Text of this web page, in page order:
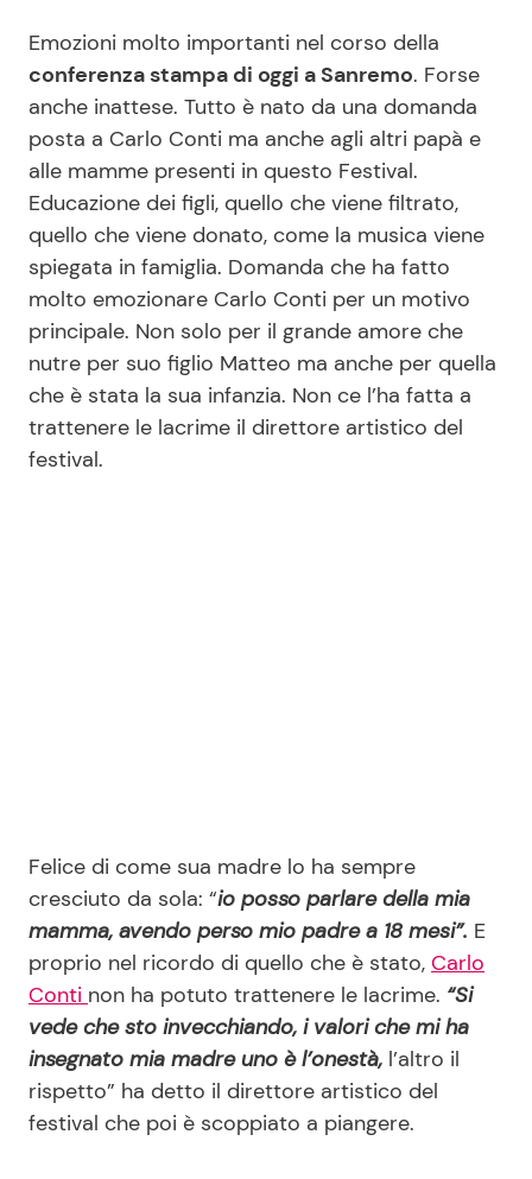
Moda e Style
Mondo Mamma
News benessere
Salute
Viaggi e Turismo
Festività
Dolci
Le Ricette in TV
Primi Piatti
Ricette Facili e Veloci
Ricette Feste
Ricette per Bambini
Pubblicità
Privacy Policy
Emozioni molto importanti nel corso della
conferenza stampa di oggi a Sanremo. Forse
anche inattese. Tutto è nato da una domanda
posta a Carlo Conti ma anche agli altri papà e
alle mamme presenti in questo Festival.
Educazione dei figli, quello che viene filtrato,
quello che viene donato, come la musica viene
spiegata in famiglia. Domanda che ha fatto
molto emozionare Carlo Conti per un motivo
principale. Non solo per il grande amore che
nutre per suo figlio Matteo ma anche per quella
che è stata la sua infanzia. Non ce l’ha fatta a
trattenere le lacrime il direttore artistico del
festival.
Felice di come sua madre lo ha sempre
cresciuto da sola: “io posso parlare della mia
mamma, avendo perso mio padre a 18 mesi”. E
proprio nel ricordo di quello che è stato, Carlo
Conti non ha potuto trattenere le lacrime. “Si
vede che sto invecchiando, i valori che mi ha
insegnato mia madre uno è l’onestà, l’altro il
rispetto” ha detto il direttore artistico del
festival che poi è scoppiato a piangere.